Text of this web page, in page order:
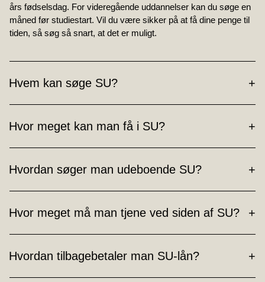
års fødselsdag. For videregående uddannelser kan du søge en
måned før studiestart. Vil du være sikker på at få dine penge til
tiden, så søg så snart, at det er muligt.
Hvem kan søge SU?
Hvor meget kan man få i SU?
Hvordan søger man udeboende SU?
Hvor meget må man tjene ved siden af SU?
Hvordan tilbagebetaler man SU-lån?